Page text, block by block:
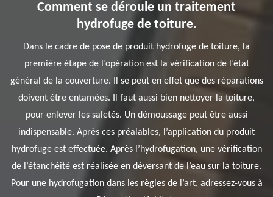
Comment se déroule un traitement
hydrofuge de toiture.
Dans le cadre de pose de produit hydrofuge de toiture, la
première étape de l’opération est la vérification de l’état
général de la couverture. Il se peut en effet que des réparations
doivent être entamées. Il faut aussi bien nettoyer la toiture,
pour enlever les saletés. Un démoussage peut être aussi
indispensable. Après ces préalables, l’application du produit
hydrofuge est effectuée. Après l’hydrofugation, une vérification
de l’étanchéité est réalisée en déversant de l’eau sur la toiture.
Pour une hydrofugation dans les règles de l’art, adressez-vous à